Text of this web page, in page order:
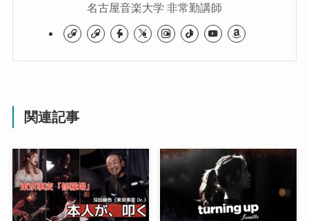
名古屋音楽大学 非常勤講師
関連記事